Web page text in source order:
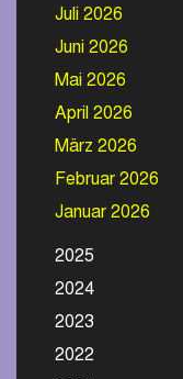
Juli 2026
Juni 2026
Mai 2026
April 2026
März 2026
Februar 2026
Januar 2026
2025
2024
2023
2022